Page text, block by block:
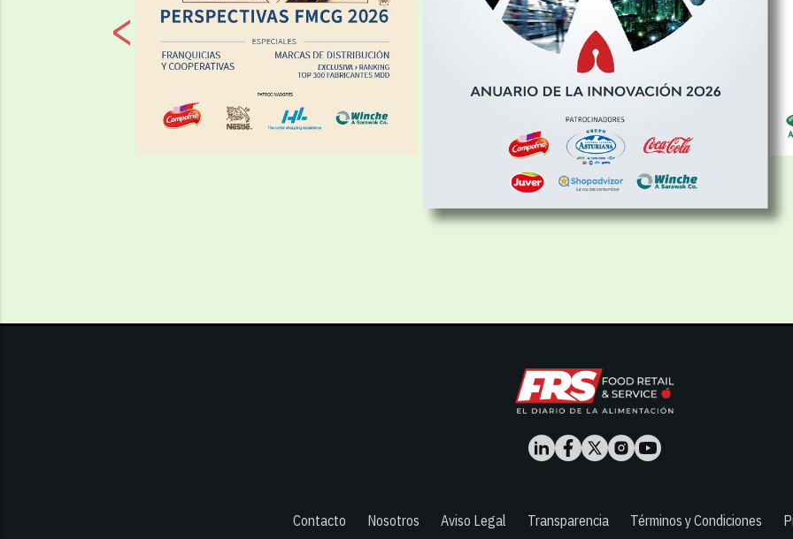
Contacto Nosotros Aviso Legal Transparencia Términos y Condiciones